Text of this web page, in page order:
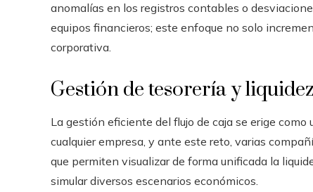
anomalías en los registros contables o
equipos financieros; este enfoque no solo
corporativa.
Gestión de tesorería y
La gestión eficiente del flujo de caja se erige
cualquier empresa, y ante este reto, varias
que permiten visualizar de forma unificada la
simular diversos escenarios económicos.